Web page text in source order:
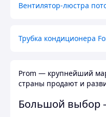
Вентилятор-люстра
Трубка кондиционера
Prom — крупнейший
страны продают и
Большой выбор